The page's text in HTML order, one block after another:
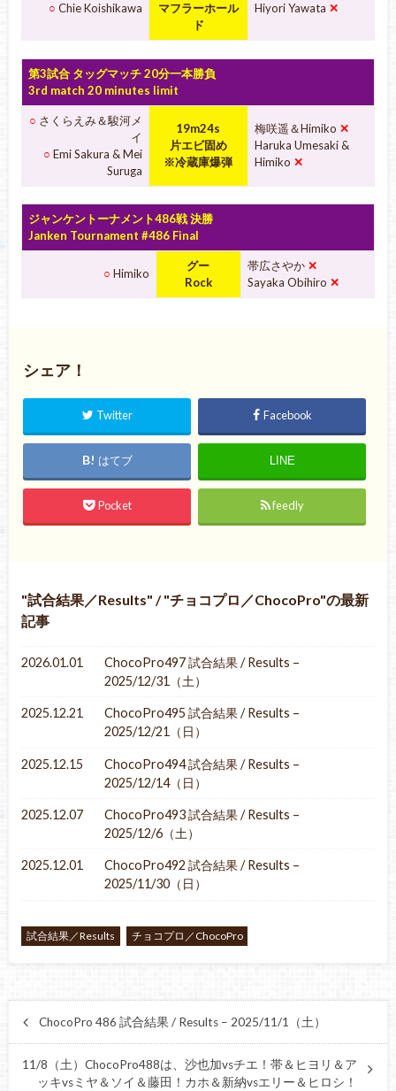
○ Chie Koishikawa
マフラーホール
ド
Hiyori Yawata ✕
第3試合 タッグマッチ 20分一本勝負
3rd match 20 minutes limit
○ さくらえみ＆駿河メ
イ
○ Emi Sakura & Mei
Suruga
19m24s
片エビ固め
※冷蔵庫爆弾
梅咲遥＆Himiko ✕
Haruka Umesaki &
Himiko ✕
ジャンケントーナメント486戦 決勝
Janken Tournament #486 Final
○ Himiko
グー
Rock
帯広さやか ✕
Sayaka Obihiro ✕
シェア！
Twitter Facebook
はてブ LINE
Pocket feedly
試合結果／Results / チョコプロ／ChocoPro の最新
記事
2026.01.01
ChocoPro497 試合結果 / Results –
2025/12/31（土）
2025.12.21
ChocoPro495 試合結果 / Results –
2025/12/21（日）
2025.12.15
ChocoPro494 試合結果 / Results –
2025/12/14（日）
2025.12.07
ChocoPro493 試合結果 / Results –
2025/12/6（土）
2025.12.01
ChocoPro492 試合結果 / Results –
2025/11/30（日）
試合結果／Results チョコプロ／ChocoPro
ChocoPro 486 試合結果 / Results – 2025/11/1（土）
11/8（土）ChocoPro488は、沙也加vsチエ！帯＆ヒヨリ＆ア
ッキvsミヤ＆ソイ＆藤田！カホ＆新納vsエリー＆ヒロシ！